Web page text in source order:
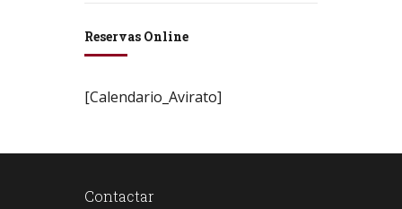
Reservas Online
[Calendario_Avirato]
Contactar